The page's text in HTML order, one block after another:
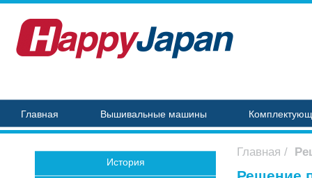
Главная Вышивальные машины
История
Главная /